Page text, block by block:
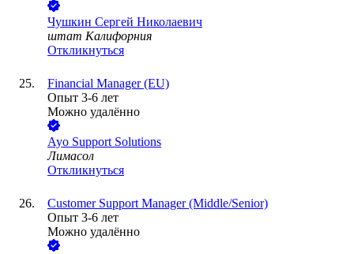
Чушкин Сергей Николаевич
штат Калифорния
Откликнуться
Financial Manager (EU)
Опыт 3-6 лет
Можно удалённо
Ayo Support Solutions
Лимасол
Откликнуться
Customer Support Manager (Middle/Senior)
Опыт 3-6 лет
Можно удалённо